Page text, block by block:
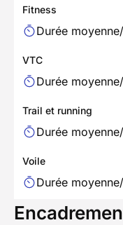
Fitness
Durée
VTC
Durée
Trail et running
Durée
Voile
Durée